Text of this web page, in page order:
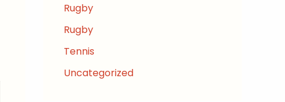
Rugby
Rugby
Tennis
Uncategorized